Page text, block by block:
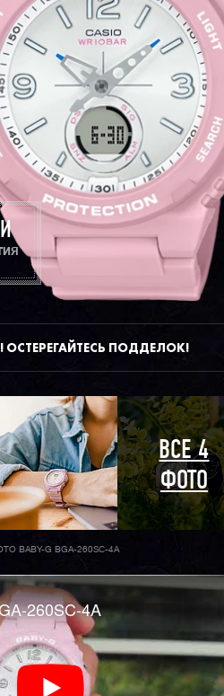
ОСТЕРЕГАЙТЕСЬ ПОДДЕЛОК!
ВСЕ 4
ФОТО
BABY-G BGA-260SC-4A
260SC-4A